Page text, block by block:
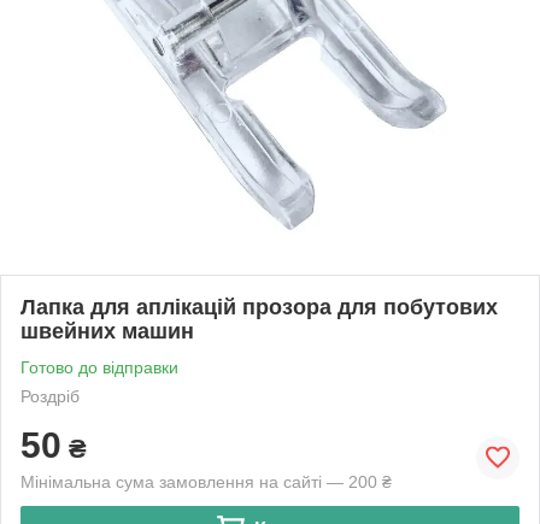
Лапка для аплікацій прозора для побутових
швейних машин
Готово до відправки
Роздріб
50 ₴
Мінімальна сума замовлення на сайті — 200 ₴